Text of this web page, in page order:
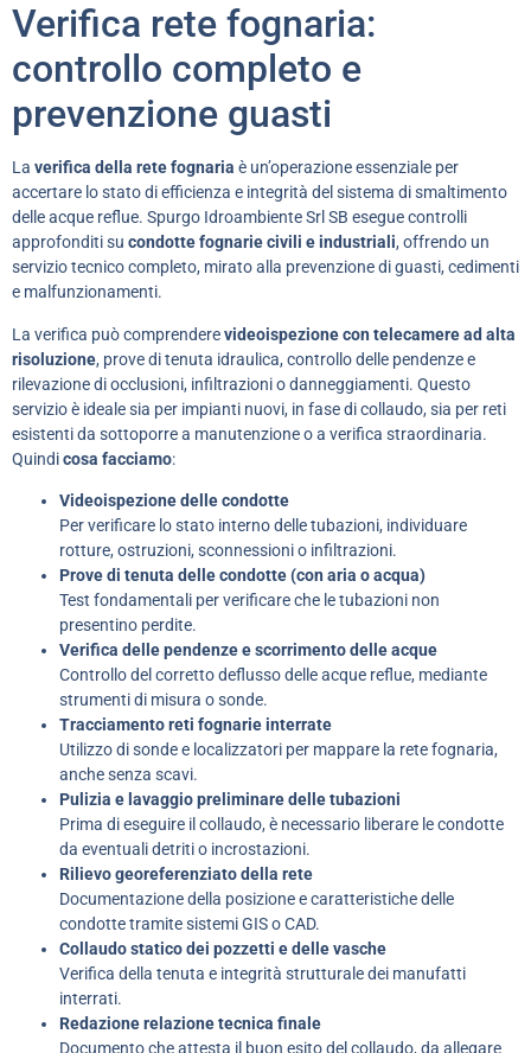
Verifica rete fognaria:
controllo completo e
prevenzione guasti
La verifica della rete fognaria è un’operazione essenziale per
accertare lo stato di efficienza e integrità del sistema di smaltimento
delle acque reflue. Spurgo Idroambiente Srl SB esegue controlli
approfonditi su condotte fognarie civili e industriali, offrendo un
servizio tecnico completo, mirato alla prevenzione di guasti, cedimenti
e malfunzionamenti.
La verifica può comprenderevideoispezione con telecamere ad alta
risoluzione, prove di tenuta idraulica, controllo delle pendenze e
rilevazione di occlusioni, infiltrazioni o danneggiamenti. Questo
servizio è ideale sia per impianti nuovi, in fase di collaudo, sia per reti
esistenti da sottoporre a manutenzione o a verifica straordinaria.
Quindicosa facciamo:
Videoispezione delle condotte
Per verificare lo stato interno delle tubazioni, individuare
rotture, ostruzioni, sconnessioni o infiltrazioni.
Prove di tenuta delle condotte (con aria o acqua)
Test fondamentali per verificare che le tubazioni non
presentino perdite.
Verifica delle pendenze e scorrimento delle acque
Controllo del corretto deflusso delle acque reflue, mediante
strumenti di misura o sonde.
Tracciamento reti fognarie interrate
Utilizzo di sonde e localizzatori per mappare la rete fognaria,
anche senza scavi.
Pulizia e lavaggio preliminare delle tubazioni
Prima di eseguire il collaudo, è necessario liberare le condotte
da eventuali detriti o incrostazioni.
Rilievo georeferenziato della rete
Documentazione della posizione e caratteristiche delle
condotte tramite sistemi GIS o CAD.
Collaudo statico dei pozzetti e delle vasche
Verifica della tenuta e integrità strutturale dei manufatti
interrati.
Redazione relazione tecnica finale
Documento che attesta il buon esito del collaudo, da allegare